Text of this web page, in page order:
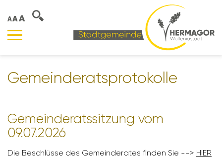
AAA
Gemein­de­rats­pro­to­kolle
Gemein­de­rats­sit­zung vom
09.07.2026
Die Beschlüsse des Gemein­de­rates finden Sie --> HIER